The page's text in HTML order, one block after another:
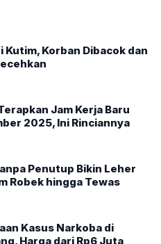
Kutim, Korban Dibacok dan
Jam Kerja Baru
2025, Ini Rinciannya
Penutup Bikin Leher
Robek hingga Tewas
Kasus Narkoba di
Harga dari Rp6 Juta